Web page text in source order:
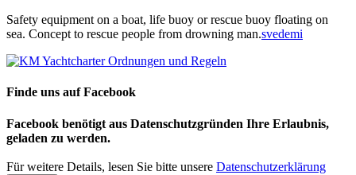
Safety equipment on a boat, life buoy or rescue buoy floating on
sea. Concept to rescue people from drowning man.svedemi
Finde uns auf Facebook
Facebook benötigt aus Datenschutzgründen Ihre Erlaubnis,
geladen zu werden.
Für weitere Details, lesen Sie bitte unsere Datenschutzerklärung